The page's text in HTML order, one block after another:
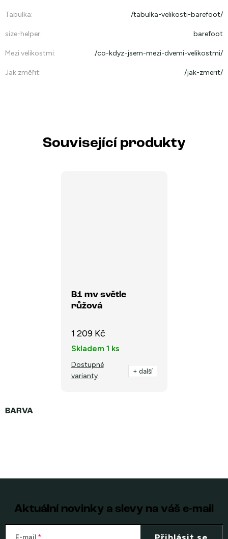
Tabulka: /tabulka-velikosti-barefoot/
size-helper: barefoot
Mezi velikostmi: /co-kdyz-jsem-mezi-dvemi-velikostmi/
Jak změřit: /jak-zmerit/
Související produkty
B1 mv světle
růžová
1 209 Kč
Skladem 1 ks
Dostupné
varianty
+ další
Aktuální novinky a slevy na váš e-mail
E-mail